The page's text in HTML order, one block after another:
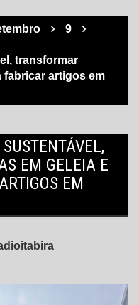
9
transformar
fabricar artigos em
EM GELEIA E
EM